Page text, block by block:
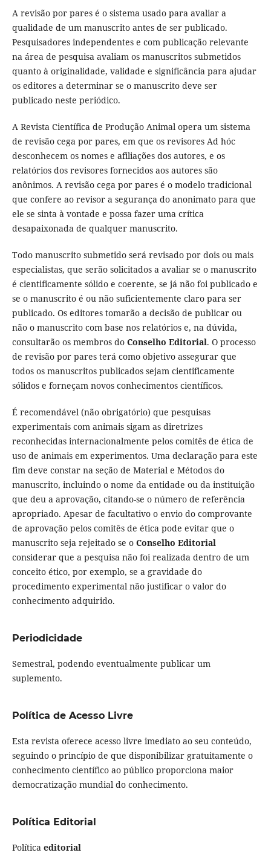
A revisão por pares é o sistema usado para avaliar a
qualidade de um manuscrito antes de ser publicado.
Pesquisadores independentes e com publicação relevante
na área de pesquisa avaliam os manuscritos submetidos
quanto à originalidade, validade e significância para ajudar
os editores a determinar se o manuscrito deve ser
publicado neste periódico.
A Revista Científica de Produção Animal opera um sistema
de revisão cega por pares, em que os revisores Ad hóc
desconhecem os nomes e afiliações dos autores, e os
relatórios dos revisores fornecidos aos autores são
anônimos. A revisão cega por pares é o modelo tradicional
que confere ao revisor a segurança do anonimato para que
ele se sinta à vontade e possa fazer uma crítica
desapaixonada de qualquer manuscrito.
Todo manuscrito submetido será revisado por dois ou mais
especialistas, que serão solicitados a avaliar se o manuscrito
é cientificamente sólido e coerente, se já não foi publicado e
se o manuscrito é ou não suficientemente claro para ser
publicado. Os editores tomarão a decisão de publicar ou
não o manuscrito com base nos relatórios e, na dúvida,
consultarão os membros do Conselho Editorial. O processo
de revisão por pares terá como objetivo assegurar que
todos os manuscritos publicados sejam cientificamente
sólidos e forneçam novos conhecimentos científicos.
É recomendável (não obrigatório) que pesquisas
experimentais com animais sigam as diretrizes
reconhecidas internacionalmente pelos comitês de ética de
uso de animais em experimentos. Uma declaração para este
fim deve constar na seção de Material e Métodos do
manuscrito, incluindo o nome da entidade ou da instituição
que deu a aprovação, citando-se o número de referência
apropriado. Apesar de facultativo o envio do comprovante
de aprovação pelos comitês de ética pode evitar que o
manuscrito seja rejeitado se o Conselho Editorial
considerar que a pesquisa não foi realizada dentro de um
conceito ético, por exemplo, se a gravidade do
procedimento experimental não justificar o valor do
conhecimento adquirido.
Periodicidade
Semestral, podendo eventualmente publicar um
suplemento.
Política de Acesso Livre
Esta revista oferece acesso livre imediato ao seu conteúdo,
seguindo o princípio de que disponibilizar gratuitamente o
conhecimento científico ao público proporciona maior
democratização mundial do conhecimento.
Política Editorial
Política editorial